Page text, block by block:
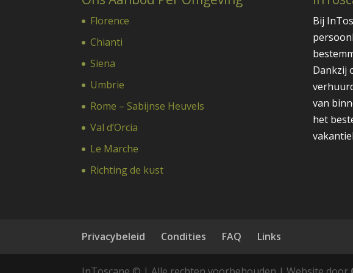
Florence
Chianti
Siena
Umbrie
Rome – Sabijnse Heuvels
Val d’Orcia
Le Marche
Richting de kust
Bij
Dankzij
van
het
Privacybeleid Condities FAQ Links